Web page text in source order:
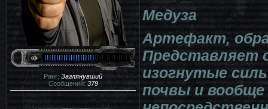
Ранг: Заглянувший
Сообщений: 379
Медуза
Артефакт,
Представляет
изогнутые
почвы и вообще